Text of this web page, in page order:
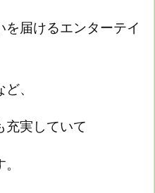
届けるエンターテイ
、
充実していて